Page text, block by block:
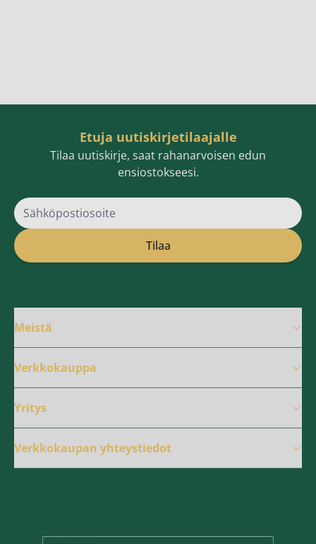
Etuja uutiskirjetilaajalle
Tilaa uutiskirje, saat rahanarvoisen edun
ensiostokseesi.
Sähköpostiosoite
Tilaa
Meistä
Verkkokauppa
Yritys
Verkkokaupan yhteystiedot